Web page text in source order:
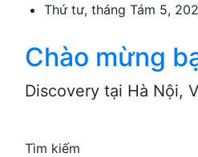
content
Thứ tư, tháng Tám 5,
Chào mừng
Discovery tại Hà Nội,
Tìm kiếm